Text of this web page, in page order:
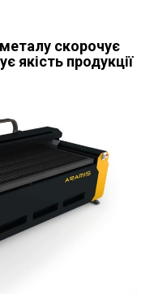
скорочує
якість продукції